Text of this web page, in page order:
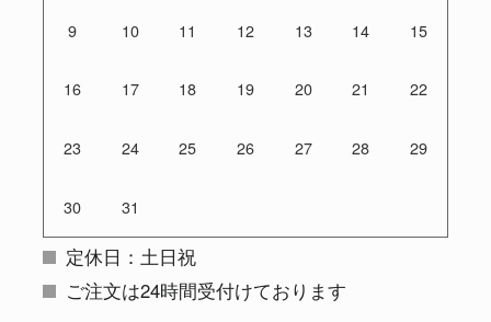
9 10 11 12 13 14 15
16 17 18 19 20 21 22
23 24 25 26 27 28 29
30 31
定休日：土日祝
ご注文は24時間受付けております